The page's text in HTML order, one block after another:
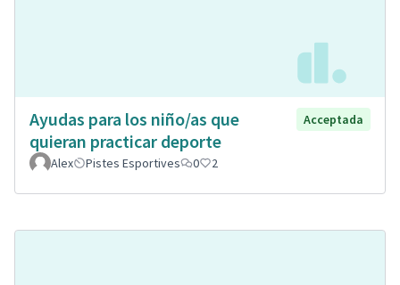
Ayudas para los niño/as que
quieran practicar deporte
Acceptada
Alex Pistes Esportives 0 2